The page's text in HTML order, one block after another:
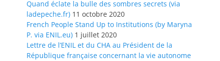
Quand éclate la bulle des sombres secrets (via
ladepeche.fr) 11 octobre 2020
French People Stand Up to Institutions (by Maryna
P. via ENIL.eu) 1 juillet 2020
Lettre de l’ENIL et du CHA au Président de la
République française concernant la vie autonome